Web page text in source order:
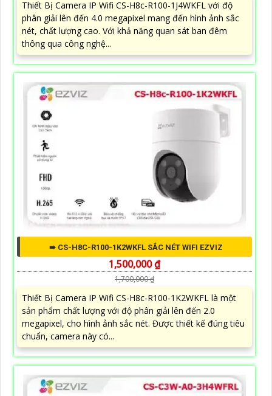
Thiết Bị Camera IP Wifi CS-H8c-R100-1J4WKFL với độ
phân giải lên đến 4.0 megapixel mang đến hình ảnh sắc
nét, chất lượng cao. Với khả năng quan sát ban đêm
thông qua công nghệ...
➠ CS-H8C-R100-1K2WKFL SẮC NÉT WIFI EZVIZ
1,500,000 ₫
1,700,000 ₫
Thiết Bị Camera IP Wifi CS-H8c-R100-1K2WKFL là một
sản phẩm chất lượng với độ phân giải lên đến 2.0
megapixel, cho hình ảnh sắc nét. Được thiết kế đúng tiêu
chuẩn, camera này có...